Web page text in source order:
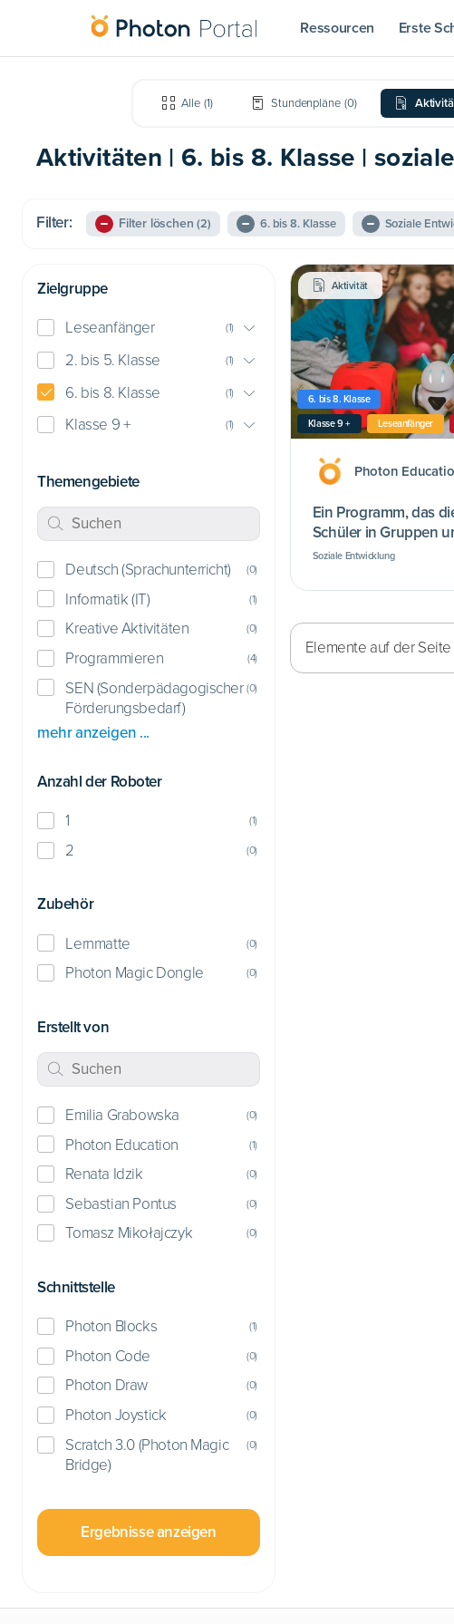
Ressourcen Erste
Alle (1) Stundenpläne (0)
Aktivitäten | 6. bis 8. Klasse |
Filter: Filter löschen (2) 6. bis 8. Klasse Soziale
Zielgruppe
Leseanfänger (1)
2. bis 5. Klasse (1)
6. bis 8. Klasse (1)
Klasse 9 + (1)
Themengebiete
Deutsch (Sprachunterricht) (0)
Informatik (IT) (1)
Kreative Aktivitäten (0)
Programmieren (4)
SEN (Sonderpädagogischer
Förderungsbedarf)
(0)
mehr anzeigen ...
Anzahl der Roboter
1 (1)
2 (0)
Zubehör
Lernmatte (0)
Photon Magic Dongle (0)
Erstellt von
Emilia Grabowska (0)
Photon Education (1)
Renata Idzik (0)
Sebastian Pontus (0)
Tomasz Mikołajczyk (0)
Schnittstelle
Photon Blocks (1)
Photon Code (0)
Photon Draw (0)
Photon Joystick (0)
Scratch 3.0 (Photon Magic
Bridge)
(0)
Ergebnisse anzeigen
Aktivität
Klasse 9 + Leseanfänger
6. bis 8. Klasse
Photon
Ein Programm, das
Schüler in Gruppen
Soziale Entwicklung
Elemente auf der Seite